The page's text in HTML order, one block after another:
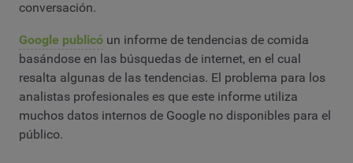
conversación.
Google publicó un informe de tendencias de comida
basándose en las búsquedas de internet, en el cual
resalta algunas de las tendencias. El problema para los
analistas profesionales es que este informe utiliza
muchos datos internos de Google no disponibles para el
público.